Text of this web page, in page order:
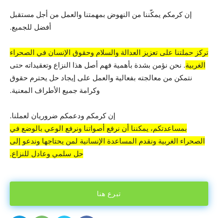
إن كرمكم يمكّننا من النهوض بمهمتنا والعمل من أجل مستقبل
أفضل للجميع.
تركز حملتنا على تعزيز العدالة والسلام وحقوق الإنسان في الصحراء
الغربية. نحن نؤمن بشدة بأهمية فهم أصل هذا النزاع وتعقيداته حتى
نتمكن من معالجته بفعالية والعمل على إيجاد حل يحترم حقوق
وكرامة جميع الأطراف المعنية.
إن كرمكم ودعمكم ضروريان لعملنا.
بمساعدتكم، يمكننا أن نرفع أصواتنا ونرفع الوعي بالوضع في
الصحراء الغربية ونقدم المساعدة الإنسانية لمن يحتاجها وندعو إلى
حل سلمي وعادل للنزاع.
تبرع هنا